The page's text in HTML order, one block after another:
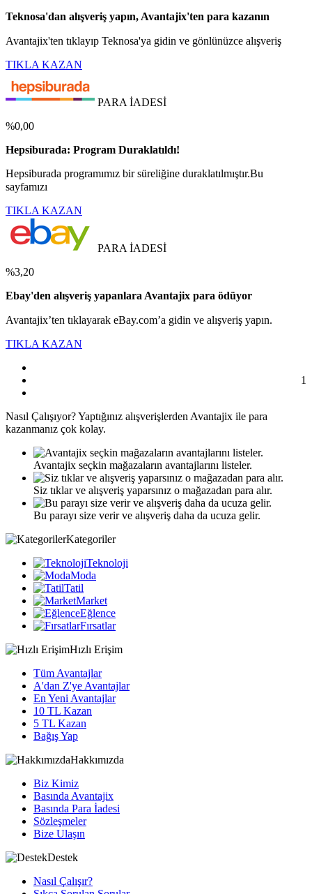
Teknosa'dan alışveriş yapın, Avantajix'ten para kazanın
Avantajix'ten tıklayıp Teknosa'ya gidin ve gönlünüzce alışveriş
TIKLA KAZAN
PARA İADESİ
%0,00
Hepsiburada: Program Duraklatıldı!
Hepsiburada programımız bir süreliğine duraklatılmıştır.Bu
sayfamızı
TIKLA KAZAN
PARA İADESİ
%3,20
Ebay'den alışveriş yapanlara Avantajix para ödüyor
Avantajix’ten tıklayarak eBay.com’a gidin ve alışveriş yapın.
TIKLA KAZAN
1
Nasıl Çalışıyor?Yaptığınız alışverişlerden Avantajix ile para
kazanmanız çok kolay.
Avantajix seçkin mağazaların avantajlarını listeler.
Siz tıklar ve alışveriş yaparsınız o mağazadan para alır.
Bu parayı size verir ve alışveriş daha da ucuza gelir.
Kategoriler
Teknoloji
Moda
Tatil
Market
Eğlence
Fırsatlar
Hızlı Erişim
Tüm Avantajlar
A'dan Z'ye Avantajlar
En Yeni Avantajlar
10 TL Kazan
5 TL Kazan
Bağış Yap
Hakkımızda
Biz Kimiz
Basında Avantajix
Basında Para İadesi
Sözleşmeler
Bize Ulaşın
Destek
Nasıl Çalışır?